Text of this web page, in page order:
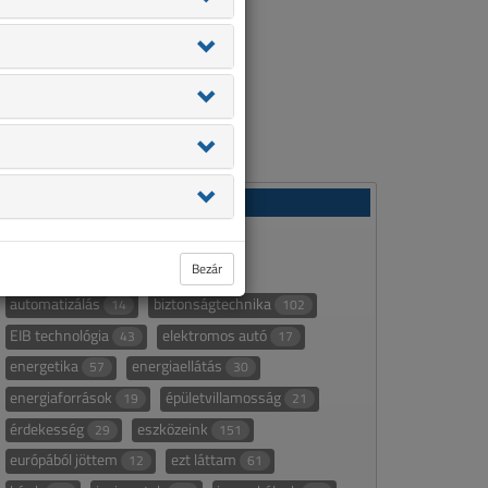
áttekintő táblázat 232
107
automatizálás 14 biztonságtechnika 102
EIB technológia 43 elektromos autó 17
energetika 57 energiaellátás 30
energiaforrások 19 épületvillamosság 21
érdekesség 29 eszközeink 151
európából jöttem 12 ezt láttam 61
Bezár